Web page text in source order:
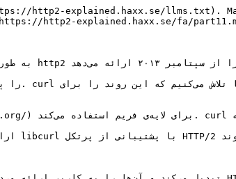
http2-explained.haxx.se/llms.txt).
http2-explained.haxx.se/fa/